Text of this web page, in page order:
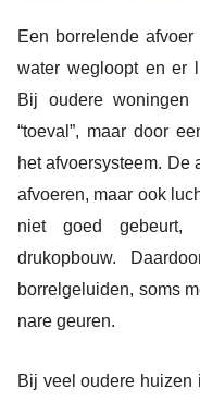
Een borrelende
water wegloopt en er
Bij oudere
“toeval”, maar door
het afvoersysteem. De
afvoeren, maar ook
niet goed gebeurt,
drukopbouw.
borrelgeluiden, soms
nare geuren.
Bij veel oudere huizen